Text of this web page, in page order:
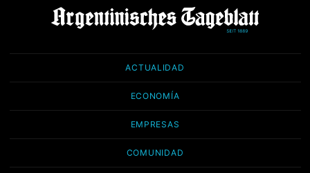
ACTUALIDAD
ECONOMÍA
EMPRESAS
COMUNIDAD